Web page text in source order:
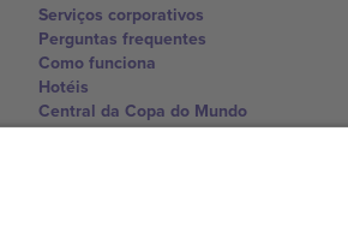
Serviços corporativos
Perguntas frequentes
Como funciona
Hotéis
Central da Copa do Mundo
Contate-nos